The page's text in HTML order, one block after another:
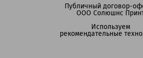
Публичный договор-
ООО Солюшнс
Используем
рекомендательные